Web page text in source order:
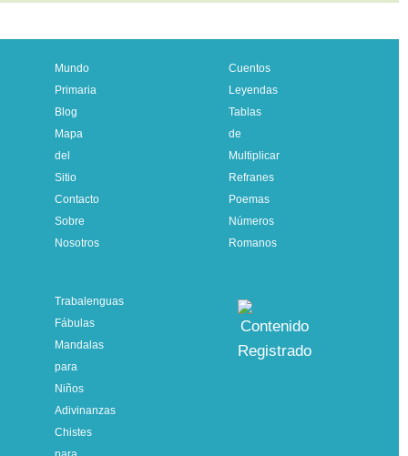
Mundo
Primaria
Blog
Mapa
del
Sitio
Contacto
Sobre
Nosotros
Cuentos
Leyendas
Tablas
de
Multiplicar
Refranes
Poemas
Números
Romanos
Trabalenguas
Fábulas
Mandalas
para
Niños
Adivinanzas
Chistes